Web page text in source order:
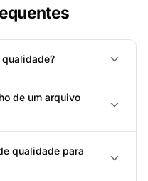
de um arquivo
qualidade para